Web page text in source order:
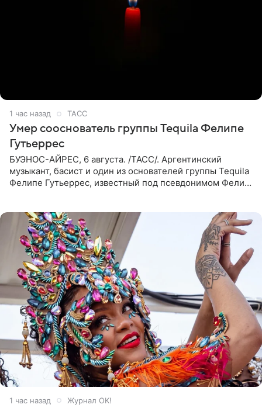
1 час назад ТАСС
Умер сооснователь группы Tequila Фелипе
Гутьеррес
БУЭНОС-АЙРЕС, 6 августа. /ТАСС/. Аргентинский
музыкант, басист и один из основателей группы Tequila
Фелипе Гутьеррес, известный под псевдонимом Фелипе
1 час назад Журнал OK!